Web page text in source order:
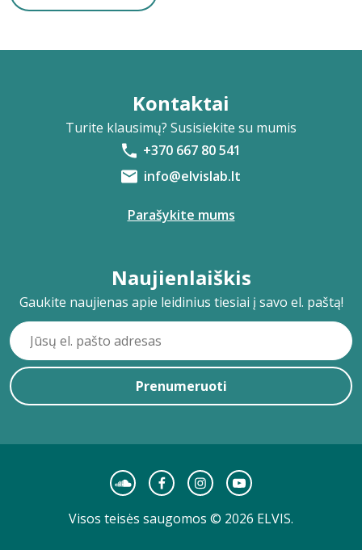
Kontaktai
Turite klausimų? Susisiekite su mumis
+370 667 80 541
info@elvislab.lt
Parašykite mums
Naujienlaiškis
Gaukite naujienas apie leidinius tiesiai į savo el. paštą!
Prenumeruoti
Visos teisės saugomos © 2026 ELVIS.